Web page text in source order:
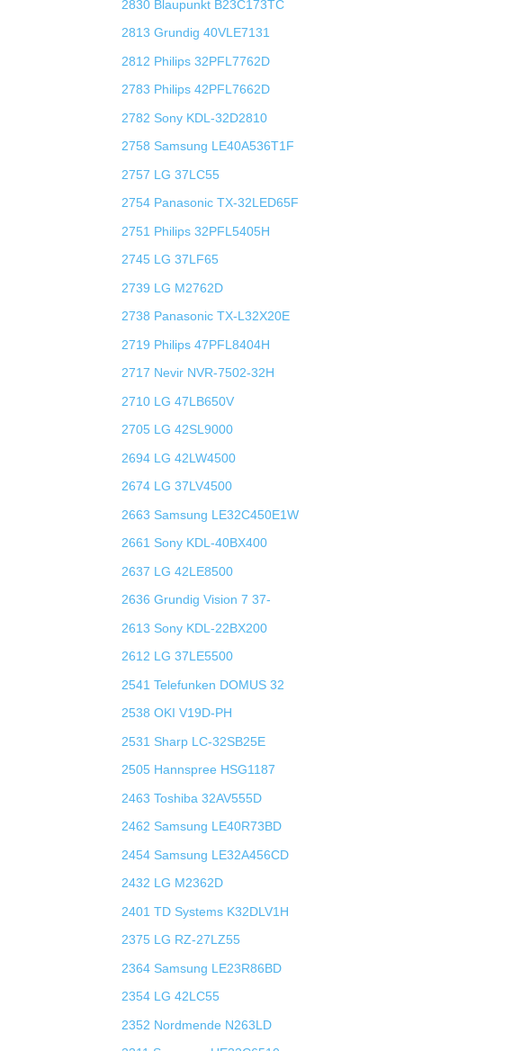
2830 Blaupunkt B23C173TC
2813 Grundig 40VLE7131
2812 Philips 32PFL7762D
2783 Philips 42PFL7662D
2782 Sony KDL-32D2810
2758 Samsung LE40A536T1F
2757 LG 37LC55
2754 Panasonic TX-32LED65F
2751 Philips 32PFL5405H
2745 LG 37LF65
2739 LG M2762D
2738 Panasonic TX-L32X20E
2719 Philips 47PFL8404H
2717 Nevir NVR-7502-32H
2710 LG 47LB650V
2705 LG 42SL9000
2694 LG 42LW4500
2674 LG 37LV4500
2663 Samsung LE32C450E1W
2661 Sony KDL-40BX400
2637 LG 42LE8500
2636 Grundig Vision 7 37-
2613 Sony KDL-22BX200
2612 LG 37LE5500
2541 Telefunken DOMUS 32
2538 OKI V19D-PH
2531 Sharp LC-32SB25E
2505 Hannspree HSG1187
2463 Toshiba 32AV555D
2462 Samsung LE40R73BD
2454 Samsung LE32A456CD
2432 LG M2362D
2401 TD Systems K32DLV1H
2375 LG RZ-27LZ55
2364 Samsung LE23R86BD
2354 LG 42LC55
2352 Nordmende N263LD